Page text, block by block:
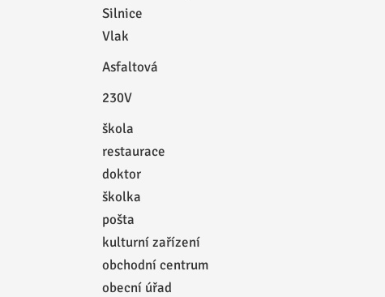
Silnice
Vlak
Asfaltová
230V
škola
restaurace
doktor
školka
pošta
kulturní zařízení
obchodní centrum
obecní úřad